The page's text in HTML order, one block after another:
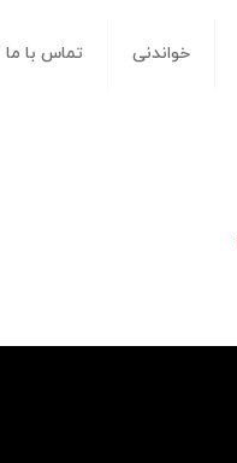
خواندنی تماس با ما